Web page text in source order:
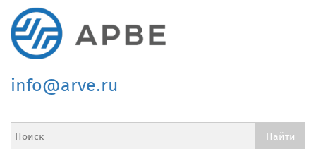
info@arve.ru